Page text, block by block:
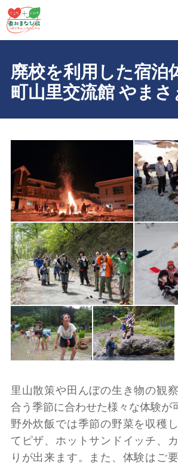
廃校を利用した宿
町山里交流館 やま
里山散策や田んぼの生き物の観
合う季節に合わせた様々な体験が
野外炊飯では季節の野菜を収穫
てピザ、ホットサンドイッチ、
りが出来ます。また、体験はご